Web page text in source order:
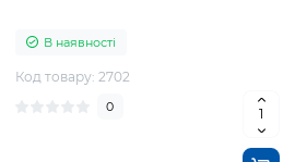
В наявності
Код товару: 2702
0